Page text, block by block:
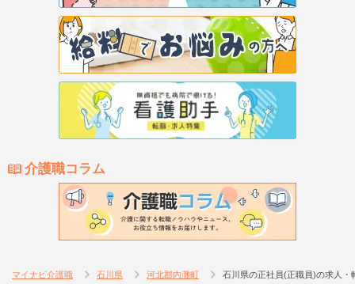
介護職コラム
マイナビ介護職 石川県 河北郡内灘町 石川県の正社員(正職員)の求人・